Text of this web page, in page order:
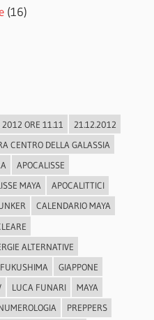
(16)
ORE 11.11
21.12.2012
CENTRO DELLA GALASSIA
APOCALISSE
MAYA
APOCALITTICI
CALENDARIO MAYA
ALTERNATIVE
FUKUSHIMA
GIAPPONE
LUCA FUNARI
MAYA
PREPPERS